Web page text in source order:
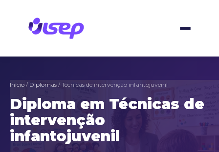
Início / Diplomas / Técnicas de intervenção infantojuvenil
Diploma em Técnicas de
intervenção
infantojuvenil